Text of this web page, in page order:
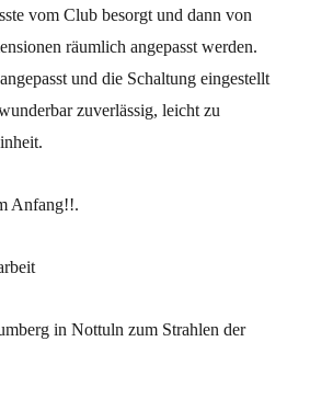
vom Club besorgt und dann von
räumlich angepasst werden.
und die Schaltung eingestellt
zuverlässig, leicht zu
Anfang!!.
in Nottuln zum Strahlen der